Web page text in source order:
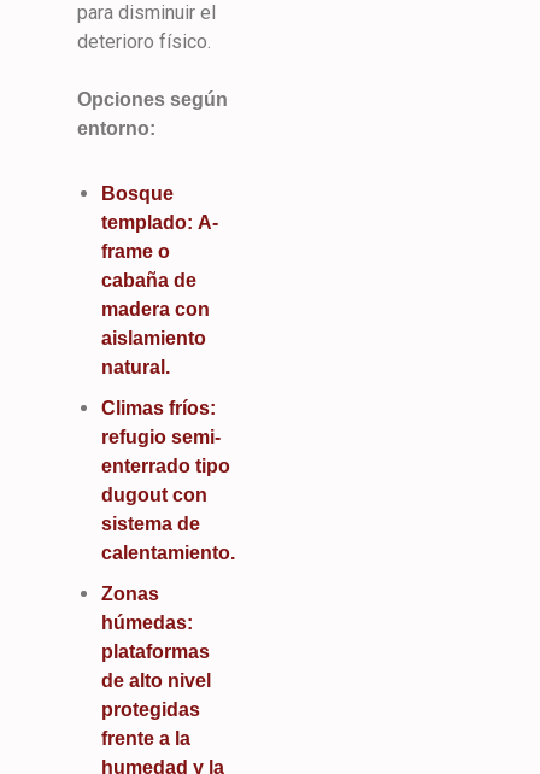
para disminuir el
deterioro físico.
Opciones según
entorno:
Bosque
templado: A-
frame o
cabaña de
madera con
aislamiento
natural.
Climas fríos:
refugio semi-
enterrado tipo
dugout con
sistema de
calentamiento.
Zonas
húmedas:
plataformas
de alto nivel
protegidas
frente a la
humedad y la